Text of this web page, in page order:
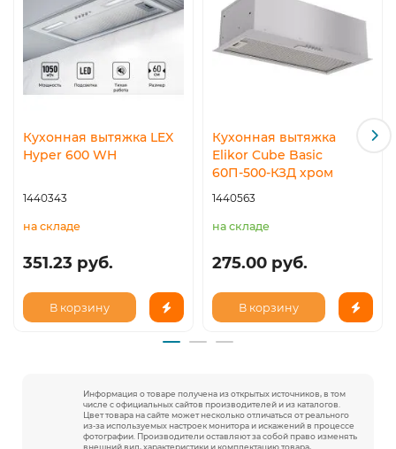
Кухонная вытяжка LEX
Hyper 600 WH
1440343
на складе
351.23 руб.
В корзину
Кухонная вытяжка
Elikor Cube Basic
60П-500-КЗД хром
1440563
на складе
275.00 руб.
В корзину
Информация о товаре получена из открытых источников, в том
числе с официальных сайтов производителей и из каталогов.
Цвет товара на сайте может несколько отличаться от реального
из-за используемых настроек монитора и искажений в процессе
фотографии. Производители оставляют за собой право изменять
внешний вид, характеристики и комплектацию товара,